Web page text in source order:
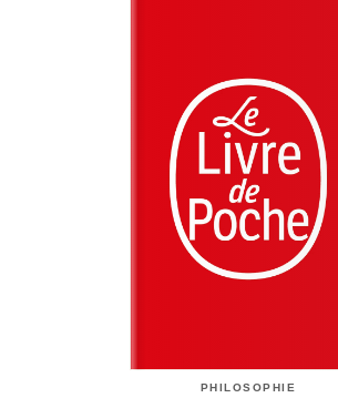
PHILOSOPHIE